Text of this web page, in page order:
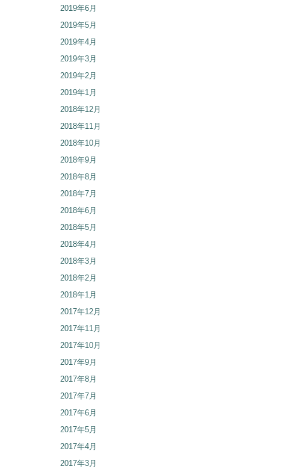
2019年6月
2019年5月
2019年4月
2019年3月
2019年2月
2019年1月
2018年12月
2018年11月
2018年10月
2018年9月
2018年8月
2018年7月
2018年6月
2018年5月
2018年4月
2018年3月
2018年2月
2018年1月
2017年12月
2017年11月
2017年10月
2017年9月
2017年8月
2017年7月
2017年6月
2017年5月
2017年4月
2017年3月